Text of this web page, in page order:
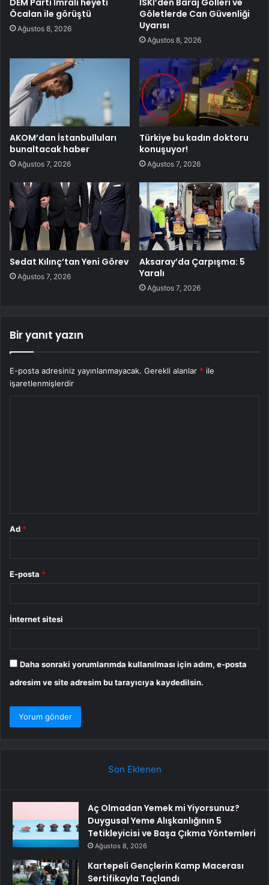
Öcalan ile görüştü
Ağustos 8, 2026
Göletlerde Can Güvenliği
Uyarısı
Ağustos 8, 2026
AKOM’dan İstanbulluları
bunaltacak haber
Ağustos 7, 2026
Türkiye bu kadın doktoru
konuşuyor!
Ağustos 7, 2026
Sedat Kılınç’tan Yeni Görev
Ağustos 7, 2026
Aksaray’da Çarpışma: 5
Yaralı
Ağustos 7, 2026
Bir yanıt yazın
E-posta adresiniz yayınlanmayacak. Gerekli alanlar * ile
işaretlenmişlerdir
Ad *
E-posta *
İnternet sitesi
Daha sonraki yorumlarımda kullanılması için adım, e-posta
adresim ve site adresim bu tarayıcıya kaydedilsin.
Son Eklenen
Aç Olmadan Yemek mi Yiyorsunuz?
Duygusal Yeme Alışkanlığının 5
Tetikleyicisi ve Başa Çıkma Yöntemleri
Ağustos 8, 2026
Kartepeli Gençlerin Kamp Macerası
Sertifikayla Taçlandı